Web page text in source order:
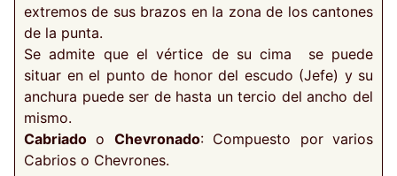
extremos de sus brazos en la zona de los cantones
de la punta.
Se admite que el vértice de su cima se puede
situar en el punto de honor del escudo (Jefe) y su
anchura puede ser de hasta un tercio del ancho del
mismo.
Cabriado o Chevronado: Compuesto por varios
Cabrios o Chevrones.